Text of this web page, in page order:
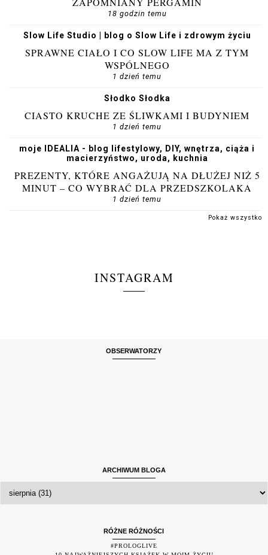
18 godzin temu
Slow Life Studio | blog o Slow Life i zdrowym życiu
SPRAWNE CIAŁO I CO SLOW LIFE MA Z TYM
WSPÓLNEGO
1 dzień temu
Słodko Słodka
CIASTO KRUCHE ZE ŚLIWKAMI I BUDYNIEM
1 dzień temu
moje IDEALIA - blog lifestylowy, DIY, wnętrza, ciąża i
macierzyństwo, uroda, kuchnia
PREZENTY, KTÓRE ANGAŻUJĄ NA DŁUŻEJ NIŻ 5
MINUT – CO WYBRAĆ DLA PRZEDSZKOLAKA
1 dzień temu
Pokaż wszystko
INSTAGRAM
OBSERWATORZY
ARCHIWUM BLOGA
RÓŻNE RÓŻNOŚCI
#PROLOGLIVE